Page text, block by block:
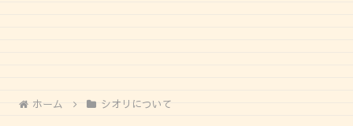
ホーム シオリについて